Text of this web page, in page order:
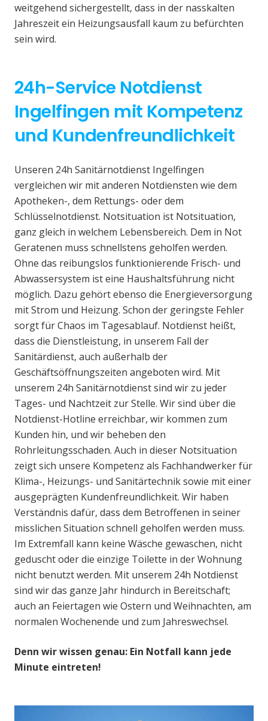
weitgehend sichergestellt, dass in der nasskalten
Jahreszeit ein Heizungsausfall kaum zu befürchten
sein wird.
24h-Service Notdienst
Ingelfingen mit Kompetenz
und Kundenfreundlichkeit
Unseren 24h Sanitärnotdienst Ingelfingen
vergleichen wir mit anderen Notdiensten wie dem
Apotheken-, dem Rettungs- oder dem
Schlüsselnotdienst. Notsituation ist Notsituation,
ganz gleich in welchem Lebensbereich. Dem in Not
Geratenen muss schnellstens geholfen werden.
Ohne das reibungslos funktionierende Frisch- und
Abwassersystem ist eine Haushaltsführung nicht
möglich. Dazu gehört ebenso die Energieversorgung
mit Strom und Heizung. Schon der geringste Fehler
sorgt für Chaos im Tagesablauf. Notdienst heißt,
dass die Dienstleistung, in unserem Fall der
Sanitärdienst, auch außerhalb der
Geschäftsöffnungszeiten angeboten wird. Mit
unserem 24h Sanitärnotdienst sind wir zu jeder
Tages- und Nachtzeit zur Stelle. Wir sind über die
Notdienst-Hotline erreichbar, wir kommen zum
Kunden hin, und wir beheben den
Rohrleitungsschaden. Auch in dieser Notsituation
zeigt sich unsere Kompetenz als Fachhandwerker für
Klima-, Heizungs- und Sanitärtechnik sowie mit einer
ausgeprägten Kundenfreundlichkeit. Wir haben
Verständnis dafür, dass dem Betroffenen in seiner
misslichen Situation schnell geholfen werden muss.
Im Extremfall kann keine Wäsche gewaschen, nicht
geduscht oder die einzige Toilette in der Wohnung
nicht benutzt werden. Mit unserem 24h Notdienst
sind wir das ganze Jahr hindurch in Bereitschaft;
auch an Feiertagen wie Ostern und Weihnachten, am
normalen Wochenende und zum Jahreswechsel.
Denn wir wissen genau: Ein Notfall kann jede
Minute eintreten!